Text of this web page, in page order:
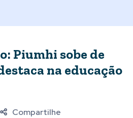
Piumhi sobe de
na educação
Compartilhe